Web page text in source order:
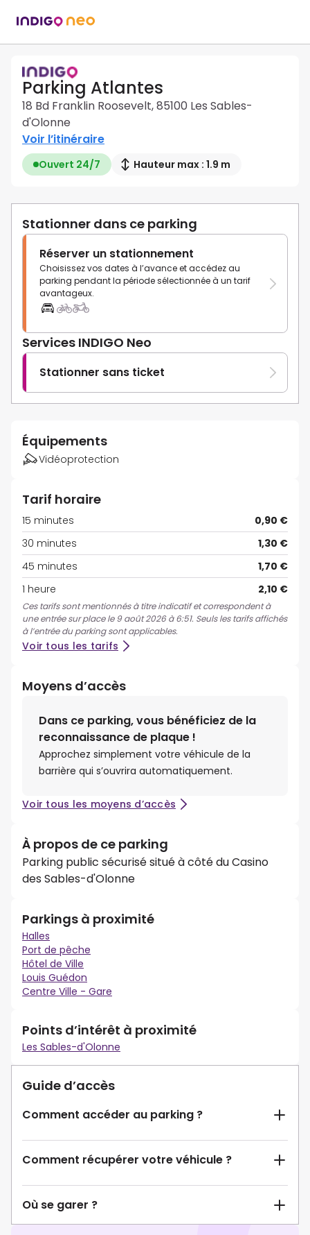
Parking Atlantes
18 Bd Franklin Roosevelt, 85100 Les Sables-
d'Olonne
Voir l’itinéraire
Ouvert 24/7 Hauteur max : 1.9 m
Stationner dans ce parking
Réserver un stationnement
Choisissez vos dates à l’avance et accédez au
parking pendant la période sélectionnée à un tarif
avantageux.
Services INDIGO Neo
Stationner sans ticket
Équipements
Vidéoprotection
Tarif horaire
15 minutes
0,90 €
30 minutes
1,30 €
45 minutes
1,70 €
1 heure
2,10 €
Ces tarifs sont mentionnés à titre indicatif et correspondent à
une entrée sur place le 9 août 2026 à 6:51. Seuls les tarifs affichés
à l’entrée du parking sont applicables.
Voir tous les tarifs
Moyens d’accès
Dans ce parking, vous bénéficiez de la
reconnaissance de plaque !
Approchez simplement votre véhicule de la
barrière qui s’ouvrira automatiquement.
Voir tous les moyens d’accès
À propos de ce parking
Parking public sécurisé situé à côté du Casino
des Sables-d'Olonne
Parkings à proximité
Halles
Port de pêche
Hôtel de Ville
Louis Guédon
Centre Ville - Gare
Points d’intérêt à proximité
Les Sables-d'Olonne
Guide d’accès
Comment accéder au parking ?
Comment récupérer votre véhicule ?
Où se garer ?